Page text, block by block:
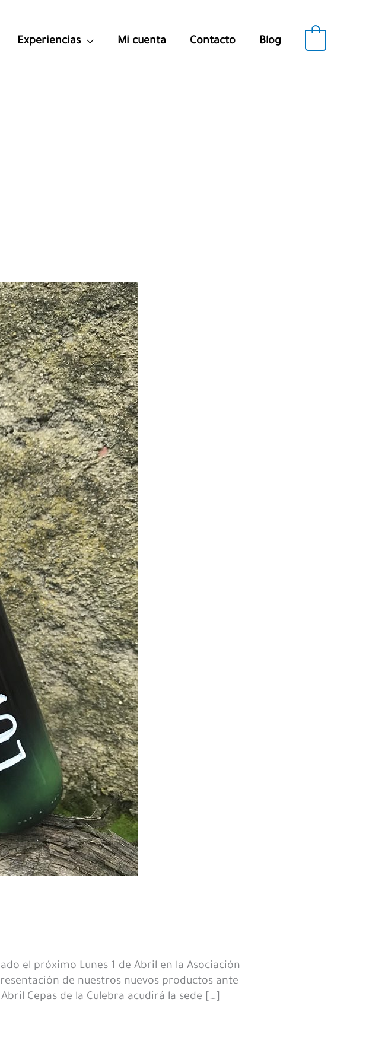
Experiencias Mi cuenta Contacto Blog
el próximo Lunes 1 de Abril en la Asociación
de nuestros nuevos productos ante
Cepas de la Culebra acudirá la sede […]